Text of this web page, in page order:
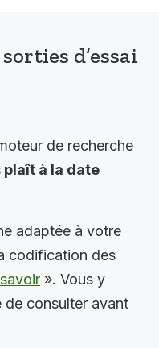
d’essai
de recherche
à la date
adaptée à votre
codification des
». Vous y
de consulter avant